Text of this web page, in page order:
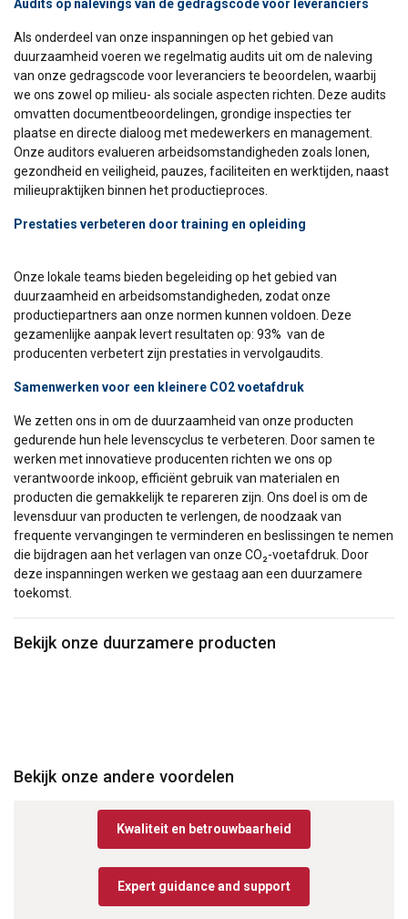
Audits op nalevings van de gedragscode voor leveranciers
Als onderdeel van onze inspanningen op het gebied van
duurzaamheid voeren we regelmatig audits uit om de naleving
van onze gedragscode voor leveranciers te beoordelen, waarbij
we ons zowel op milieu- als sociale aspecten richten. Deze audits
omvatten documentbeoordelingen, grondige inspecties ter
plaatse en directe dialoog met medewerkers en management.
Onze auditors evalueren arbeidsomstandigheden zoals lonen,
gezondheid en veiligheid, pauzes, faciliteiten en werktijden, naast
milieupraktijken binnen het productieproces.
Prestaties verbeteren door training en opleiding
Onze lokale teams bieden begeleiding op het gebied van
duurzaamheid en arbeidsomstandigheden, zodat onze
productiepartners aan onze normen kunnen voldoen. Deze
gezamenlijke aanpak levert resultaten op: 93% van de
producenten verbetert zijn prestaties in vervolgaudits.
Samenwerken voor een kleinere CO2 voetafdruk
We zetten ons in om de duurzaamheid van onze producten
gedurende hun hele levenscyclus te verbeteren. Door samen te
werken met innovatieve producenten richten we ons op
verantwoorde inkoop, efficiënt gebruik van materialen en
producten die gemakkelijk te repareren zijn. Ons doel is om de
levensduur van producten te verlengen, de noodzaak van
frequente vervangingen te verminderen en beslissingen te nemen
die bijdragen aan het verlagen van onze CO₂-voetafdruk. Door
deze inspanningen werken we gestaag aan een duurzamere
toekomst.
Bekijk onze duurzamere producten
Bekijk onze andere voordelen
Kwaliteit en betrouwbaarheid
Expert guidance and support
Privacybeleid
Strikt
noodzakelijk
Prestatie Targeting
Functioneel Niet-geclassificeerd
ALLES AFWIJZEN
DETAILS WEERGEVEN